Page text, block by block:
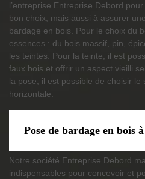
l’entreprise Entreprise Debord
bon choix, mais aussi à assurer
bardage en bois. Pour le choix du
essences : du bois massif, pin,
les teintes. Pour la teinte, il est
faux bois et offrir un aspect vieilli
la pose, il est possible de choisir le
horizontale.
Pose de bardage en bois
Notre société Entreprise Debord
indispensables pour concevoir et